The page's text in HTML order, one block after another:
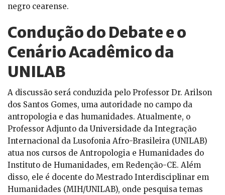
negro cearense.
Condução do Debate e o
Cenário Acadêmico da
UNILAB
A discussão será conduzida pelo Professor Dr. Arilson
dos Santos Gomes, uma autoridade no campo da
antropologia e das humanidades. Atualmente, o
Professor Adjunto da Universidade da Integração
Internacional da Lusofonia Afro-Brasileira (UNILAB)
atua nos cursos de Antropologia e Humanidades do
Instituto de Humanidades, em Redenção-CE. Além
disso, ele é docente do Mestrado Interdisciplinar em
Humanidades (MIH/UNILAB), onde pesquisa temas